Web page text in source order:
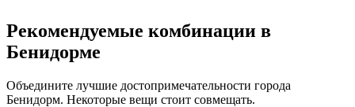
Рекомендуемые комбинации в
Бенидорме
Объедините лучшие достопримечательности города
Бенидорм. Некоторые вещи стоит совмещать.